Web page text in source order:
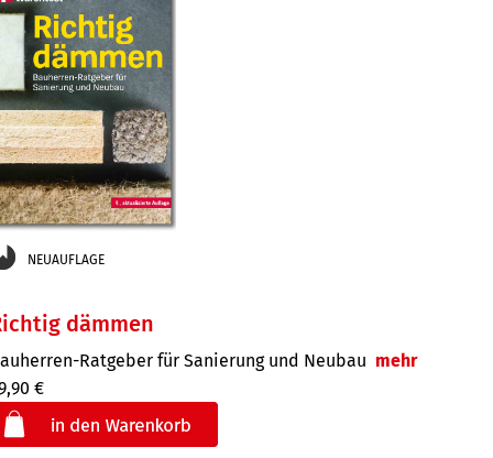
NEUAUFLAGE
dämmen
Ratgeber für Sanierung und Neubau mehr
€